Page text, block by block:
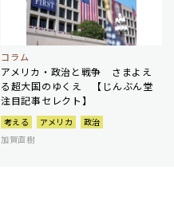
コラム
アメリカ・政治と戦争 さまよえ
る超大国のゆくえ 【じんぶん堂
注目記事セレクト】
考える アメリカ
政治
加賀直樹